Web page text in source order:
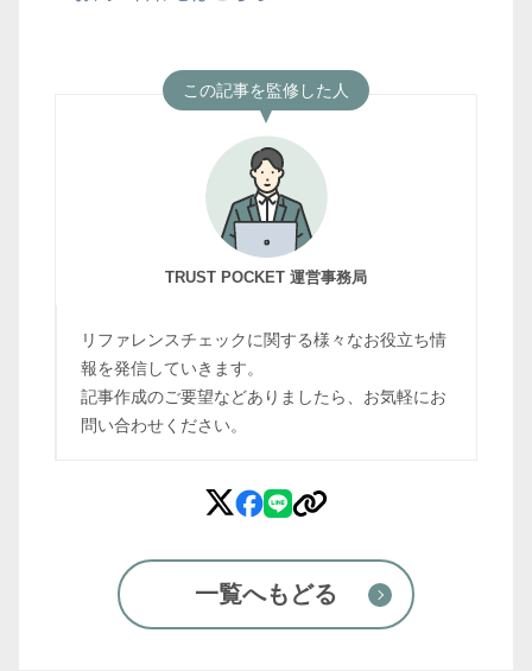
この記事を監修した人
TRUST POCKET 運営事務局
リファレンスチェックに関する様々なお役立ち情
報を発信していきます。
記事作成のご要望などありましたら、お気軽にお
問い合わせください。
一覧へもどる